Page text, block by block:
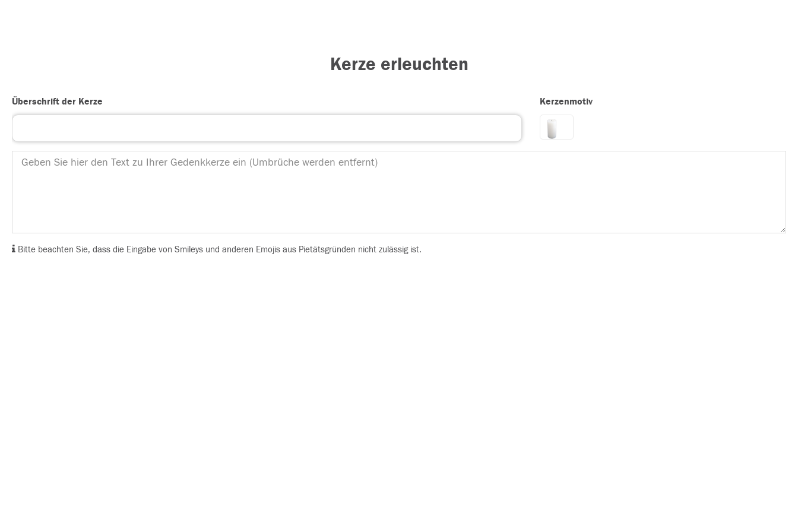
Kerze erleuchten
Überschrift der Kerze Kerzenmotiv
Bitte beachten Sie, dass die Eingabe von Smileys und anderen Emojis aus Pietätsgründen nicht zulässig ist.